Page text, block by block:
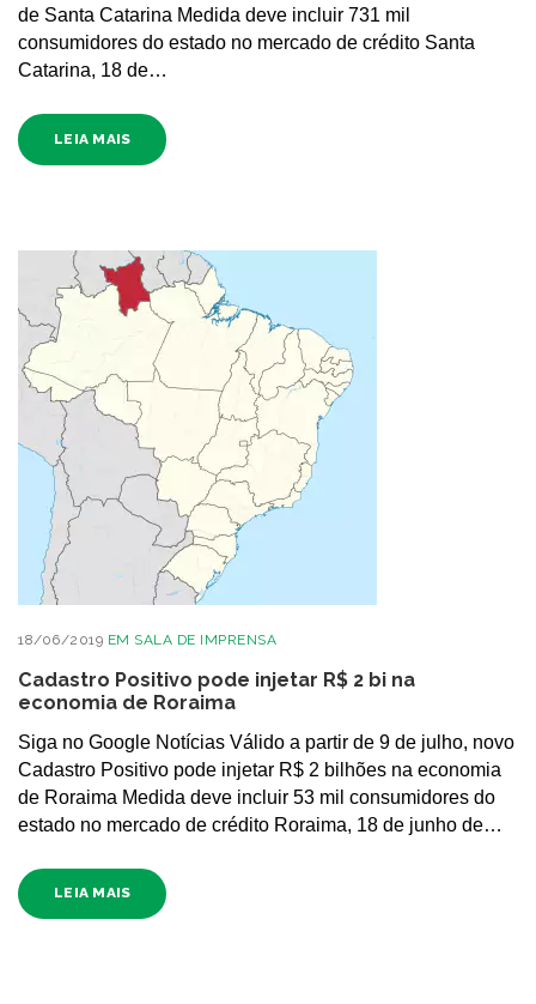
de Santa Catarina Medida deve incluir 731 mil
consumidores do estado no mercado de crédito Santa
Catarina, 18 de…
LEIA MAIS
18/06/2019 EM SALA DE IMPRENSA
Cadastro Positivo pode injetar R$ 2 bi na
economia de Roraima
Siga no Google Notícias Válido a partir de 9 de julho, novo
Cadastro Positivo pode injetar R$ 2 bilhões na economia
de Roraima Medida deve incluir 53 mil consumidores do
estado no mercado de crédito Roraima, 18 de junho de…
LEIA MAIS